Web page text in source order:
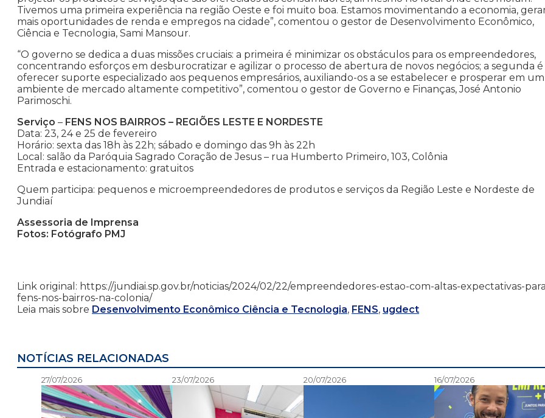
Tivemos uma primeira experiência na região Oeste e foi muito boa. Estamos movimentando a economia,
mais oportunidades de renda e empregos na cidade”, comentou o gestor de Desenvolvimento Econômico,
Ciência e Tecnologia, Sami Mansour.
“O governo se dedica a duas missões cruciais: a primeira é minimizar os obstáculos para os empreendedores,
concentrando esforços em desburocratizar e agilizar o processo de abertura de novos negócios; a segunda é
oferecer suporte especializado aos pequenos empresários, auxiliando-os a se estabelecer e prosperar em um
ambiente de mercado altamente competitivo”, comentou o gestor de Governo e Finanças, José Antonio
Parimoschi.
Serviço – FENS NOS BAIRROS – REGIÕES LESTE E NORDESTE
Data: 23, 24 e 25 de fevereiro
Horário: sexta das 18h às 22h; sábado e domingo das 9h às 22h
Local: salão da Paróquia Sagrado Coração de Jesus – rua Humberto Primeiro, 103, Colônia
Entrada e estacionamento: gratuitos
Quem participa: pequenos e microempreendedores de produtos e serviços da Região Leste e Nordeste de
Jundiaí
Assessoria de Imprensa
Fotos: Fotógrafo PMJ
Link original: https://jundiai.sp.gov.br/noticias/2024/02/22/empreendedores-estao-com-altas-expectativas-
fens-nos-bairros-na-colonia/
Leia mais sobre Desenvolvimento Econômico Ciência e Tecnologia, FENS, ugdect
NOTÍCIAS RELACIONADAS
27/07/2026 23/07/2026 20/07/2026 16/07/2026